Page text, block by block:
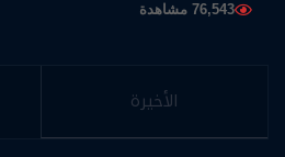
76,543 مشاهدة
الأخيرة